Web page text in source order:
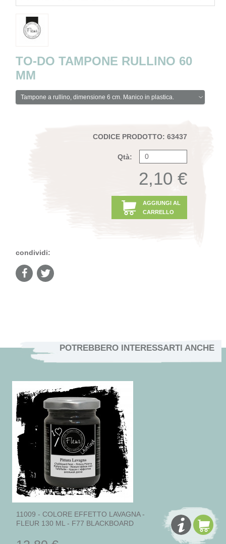
TO-DO TAMPONE RULLINO 60
MM
Tampone a rullino, dimensione 6 cm. Manico in plastica.
CODICE PRODOTTO: 63437
Qtà:
2,10 €
AGGIUNGI AL
CARRELLO
condividi:
POTREBBERO INTERESSARTI ANCHE
11009 - COLORE EFFETTO LAVAGNA -
FLEUR 130 ML - F77 BLACKBOARD